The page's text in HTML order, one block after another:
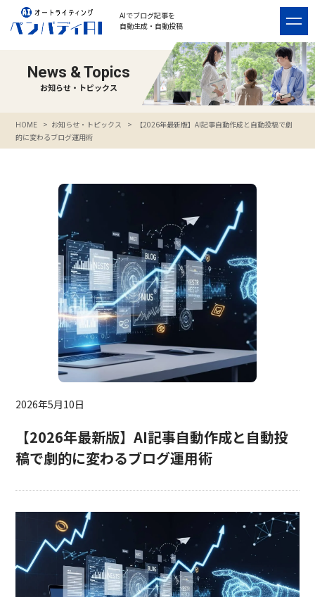
AIでブログ記事を
自動生成・自動投稿
News & Topics
お知らせ・トピックス
HOME > お知らせ・トピックス >
【2026年最新版】AI記事自動作成と自動投稿で劇
的に変わるブログ運用術
2026年5月10日
【2026年最新版】AI記事自動作成と自動投
稿で劇的に変わるブログ運用術